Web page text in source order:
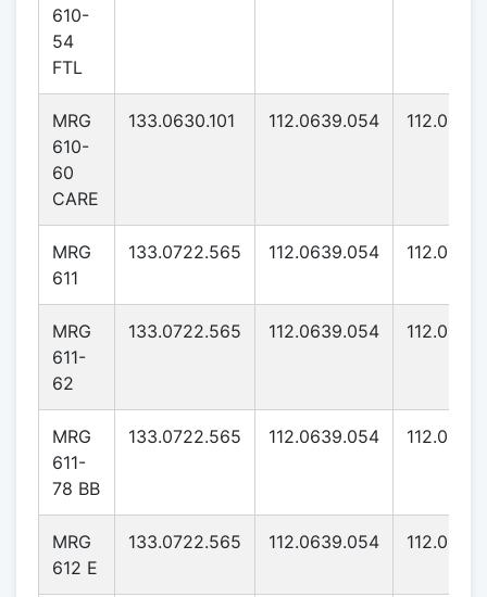
610-
54
FTL
MRG
610-
60
CARE
133.0630.101 112.0639.054
MRG
611
133.0722.565 112.0639.054
MRG
611-
62
133.0722.565 112.0639.054
MRG
611-
78 BB
133.0722.565 112.0639.054
MRG
612 E
133.0722.565 112.0639.054